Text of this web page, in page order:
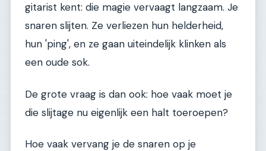
gitarist kent: die magie vervaagt langzaam. Je
snaren slijten. Ze verliezen hun helderheid,
hun 'ping', en ze gaan uiteindelijk klinken als
een oude sok.
De grote vraag is dan ook: hoe vaak moet je
die slijtage nu eigenlijk een halt toeroepen?
Hoe vaak vervang je de snaren op je